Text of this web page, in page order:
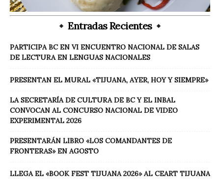
Entradas Recientes
PARTICIPA BC EN VI ENCUENTRO NACIONAL DE SALAS
DE LECTURA EN LENGUAS NACIONALES
PRESENTAN EL MURAL «TIJUANA, AYER, HOY Y SIEMPRE»
LA SECRETARÍA DE CULTURA DE BC Y EL INBAL
CONVOCAN AL CONCURSO NACIONAL DE VIDEO
EXPERIMENTAL 2026
PRESENTARÁN LIBRO «LOS COMANDANTES DE
FRONTERAS» EN AGOSTO
LLEGA EL «BOOK FEST TIJUANA 2026» AL CEART TIJUANA